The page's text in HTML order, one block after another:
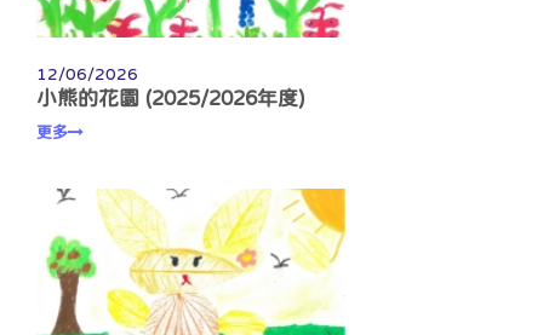
12/06/2026
小熊的花園 (2025/2026年度)
更多